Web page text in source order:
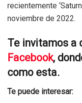
recientemente
noviembre de 2022.
Te invitamos a
Facebook,
como esta.
Te puede interesar: